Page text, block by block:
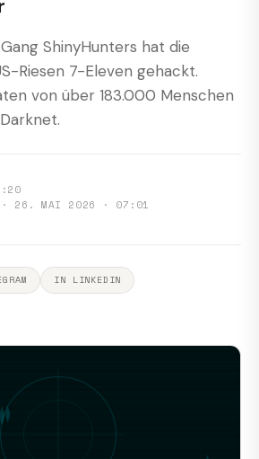
ShinyHunters hat die
Riesen 7-Eleven gehackt.
von über 183.000 Menschen
· 26. MAI 2026 · 07:01
IN LINKEDIN